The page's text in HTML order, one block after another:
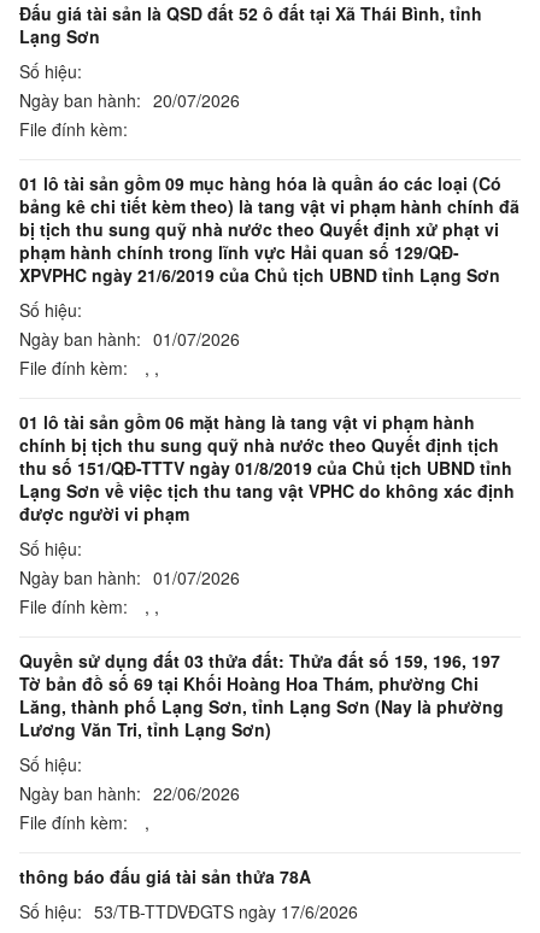
Đấu giá tài sản là QSD đất 52 ô đất tại Xã Thái Bình, tỉnh
Lạng Sơn
Số hiệu:
Ngày ban hành: 20/07/2026
File đính kèm:
01 lô tài sản gồm 09 mục hàng hóa là quần áo các loại (Có
bảng kê chi tiết kèm theo) là tang vật vi phạm hành chính đã
bị tịch thu sung quỹ nhà nước theo Quyết định xử phạt vi
phạm hành chính trong lĩnh vực Hải quan số 129/QĐ-
XPVPHC ngày 21/6/2019 của Chủ tịch UBND tỉnh Lạng Sơn
Số hiệu:
Ngày ban hành: 01/07/2026
File đính kèm:
, ,
01 lô tài sản gồm 06 mặt hàng là tang vật vi phạm hành
chính bị tịch thu sung quỹ nhà nước theo Quyết định tịch
thu số 151/QĐ-TTTV ngày 01/8/2019 của Chủ tịch UBND tỉnh
Lạng Sơn về việc tịch thu tang vật VPHC do không xác định
được người vi phạm
Số hiệu:
Ngày ban hành: 01/07/2026
File đính kèm:
, ,
Quyền sử dụng đất 03 thửa đất: Thửa đất số 159, 196, 197
Tờ bản đồ số 69 tại Khối Hoàng Hoa Thám, phường Chi
Lăng, thành phố Lạng Sơn, tỉnh Lạng Sơn (Nay là phường
Lương Văn Tri, tỉnh Lạng Sơn)
Số hiệu:
Ngày ban hành: 22/06/2026
File đính kèm:
,
thông báo đấu giá tài sản thửa 78A
Số hiệu: 53/TB-TTDVĐGTS ngày 17/6/2026